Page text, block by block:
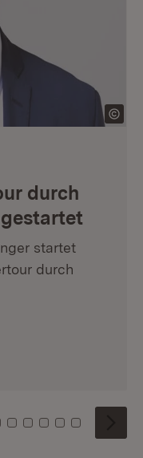
durch
startet
durch
5 6 7 8
Kachel: 9
Zu Kachel: 10
Zu Kachel: 11
Zu Kachel: 12
Zu Kachel:
Zu